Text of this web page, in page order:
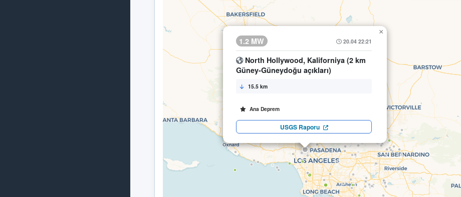
1.2 MW 20.04 22:21
North Hollywood, Kaliforniya (2 km
Güney-Güneydoğu açıkları)
15.5 km
Ana Deprem
USGS Raporu
×